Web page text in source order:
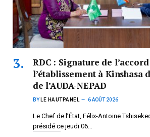
RDC : Signature de
l’établissement à Kinshasa
de l’AUDA-NEPAD
BY LE HAUTPANEL 6 AOÛT 2026
Le Chef de l’État, Félix-Antoine
présidé ce jeudi 06…